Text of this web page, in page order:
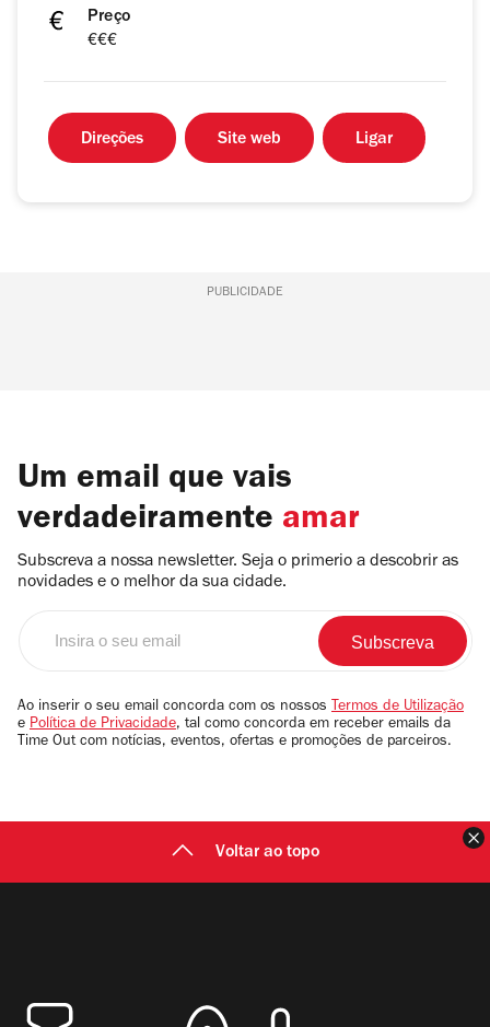
Preço
€€€
Direções Site web Ligar
PUBLICIDADE
Um email que vais
verdadeiramente amar
Subscreva a nossa newsletter. Seja o primerio a descobrir as
novidades e o melhor da sua cidade.
email
Ao inserir o seu email concorda com os nossos Termos de Utilização
e Política de Privacidade, tal como concorda em receber emails da
Time Out com notícias, eventos, ofertas e promoções de parceiros.
Voltar ao topo